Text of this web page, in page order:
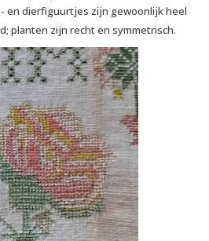
en dierfiguurtjes zijn gewoonlijk heel
planten zijn recht en symmetrisch.